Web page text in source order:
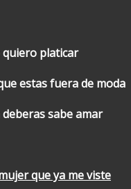
quiero platicar
estas fuera de moda
sabe amar
que ya me viste